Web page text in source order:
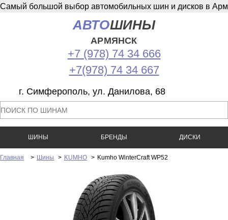
Самый большой выбор автомобильных шин и дисков в
АВТОШИНЫ
АРМЯНСК
+7 (978) 74 34 666
+7(978) 74 34 667
г. Симферополь, ул. Данилова, 68
ШИНЫ БРЕНДЫ ДИСКИ
Главная > Шины > KUMHO > Kumho WinterCraft WP52